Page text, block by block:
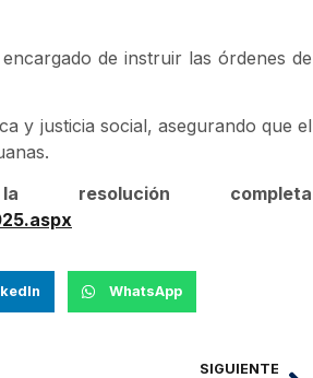
de instruir las órdenes de
y justicia social, asegurando que el
completa
WhatsApp
SIGUIENTE